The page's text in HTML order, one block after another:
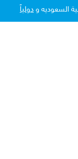
السعوديه ودولياً